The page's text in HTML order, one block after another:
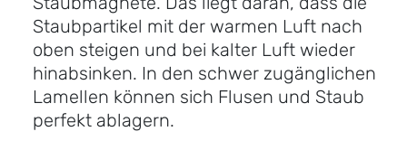
Staubpartikel mit der warmen Luft nach
oben steigen und bei kalter Luft wieder
hinabsinken. In den schwer zugänglichen
Lamellen können sich Flusen und Staub
perfekt ablagern.